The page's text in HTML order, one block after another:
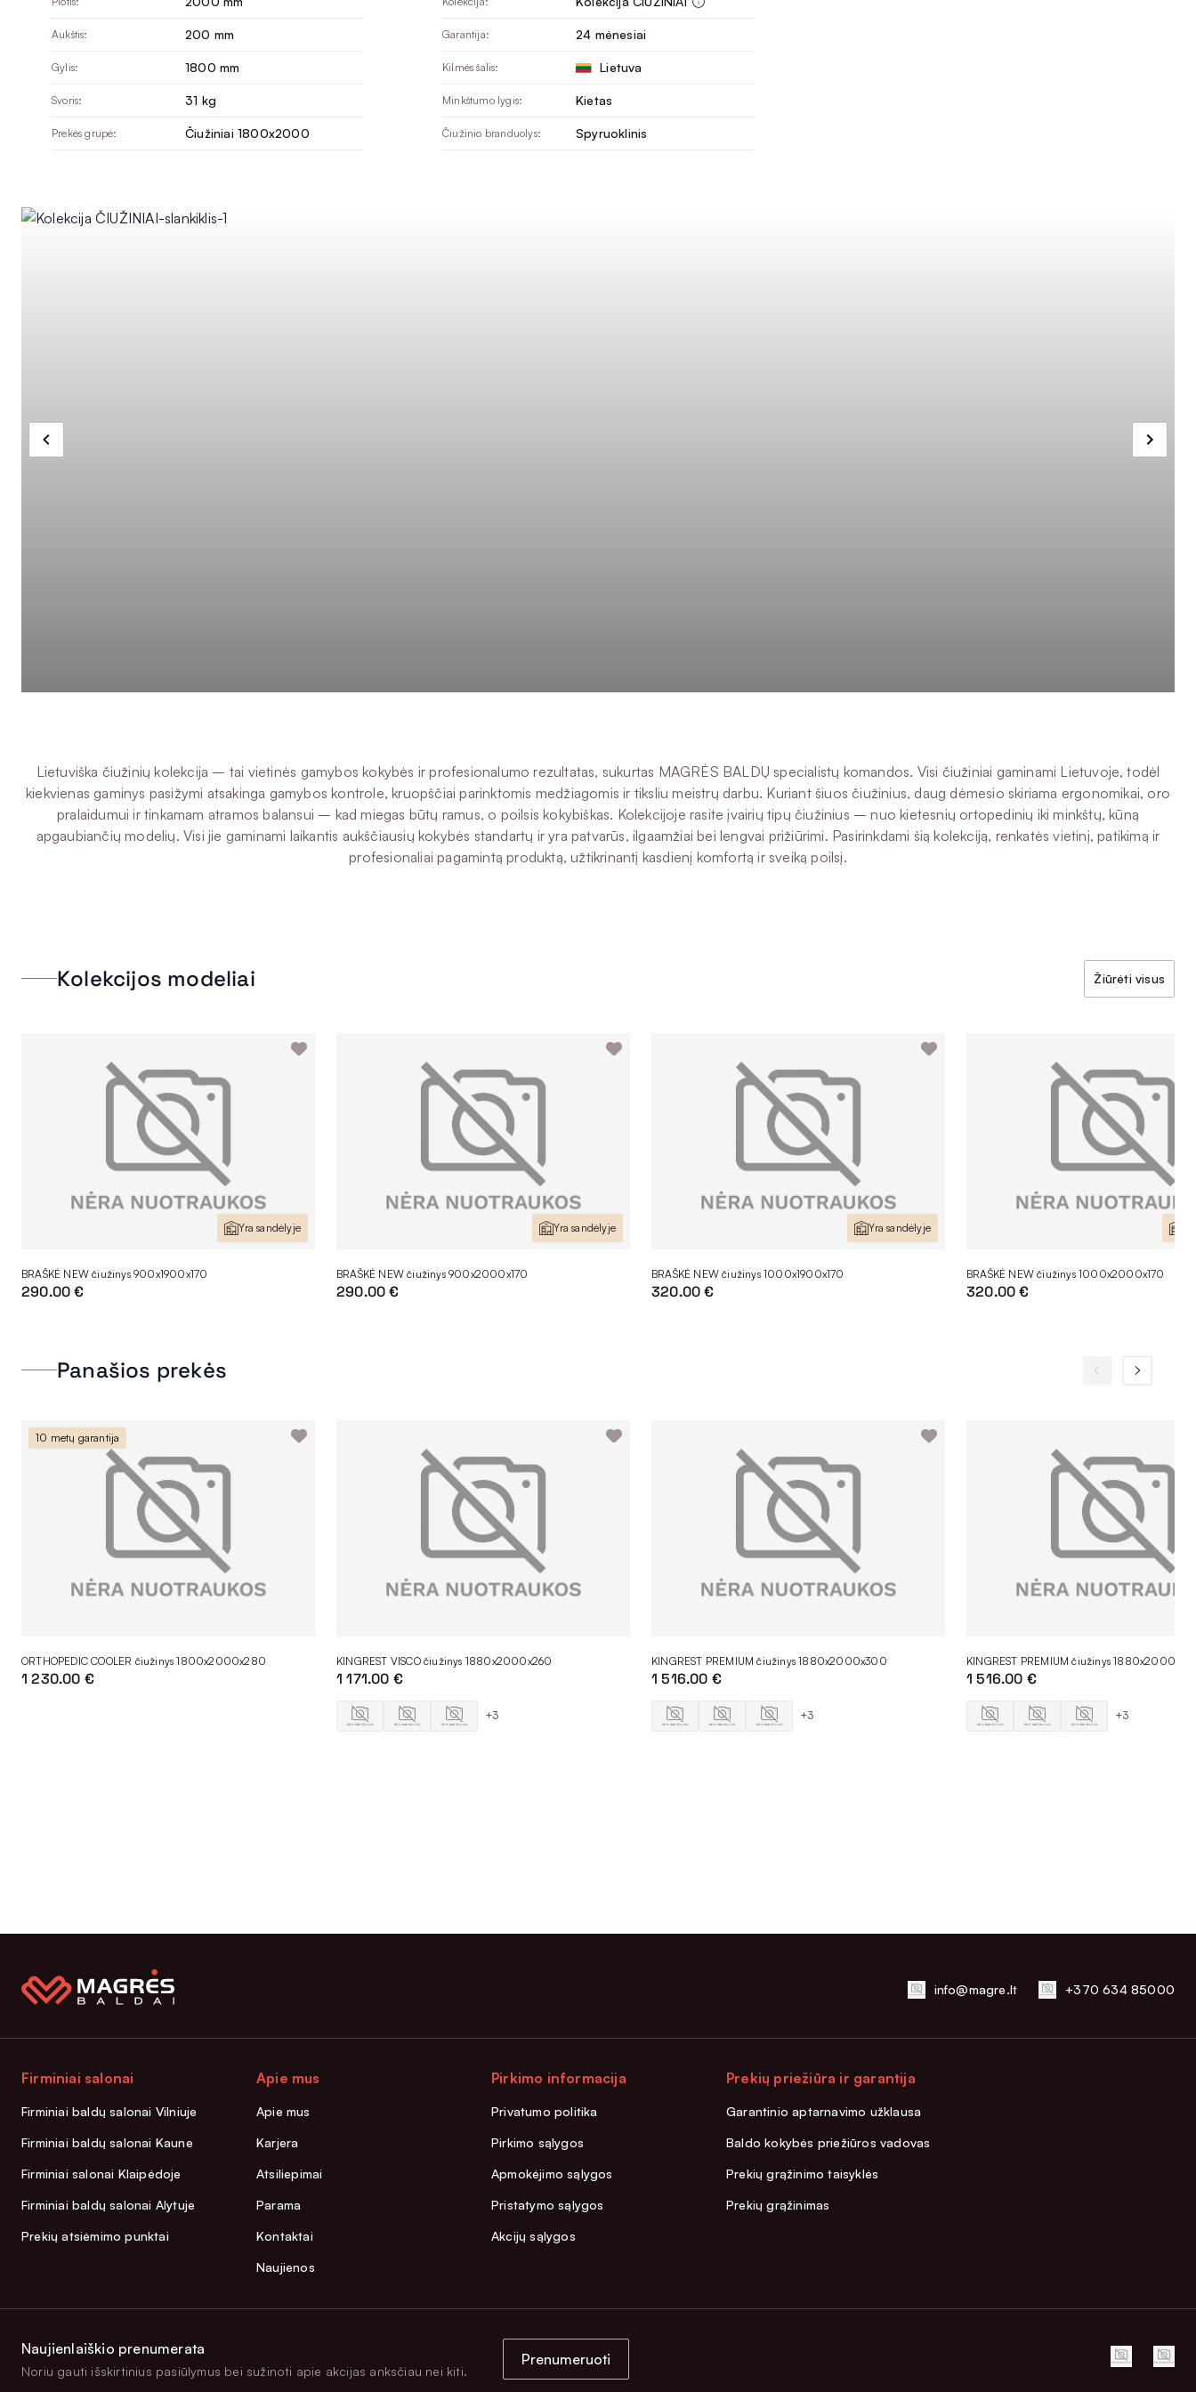
Aukštis: 200 mm
Gylis: 1800 mm
Svoris: 31 kg
Prekės grupė: Čiužiniai 1800x2000
Garantija: 24 mėnesiai
Kilmės šalis: Lietuva
Minkštumo lygis: Kietas
Čiužinio branduolys: Spyruoklinis
Lietuviška čiužinių kolekcija – tai vietinės gamybos kokybės ir profesionalumo rezultatas, sukurtas MAGRĖS BALDŲ specialistų komandos. Visi čiužiniai gaminami Lietuvoje, todėl
kiekvienas gaminys pasižymi atsakinga gamybos kontrole, kruopščiai parinktomis medžiagomis ir tiksliu meistrų darbu. Kuriant šiuos čiužinius, daug dėmesio skiriama ergonomikai, oro
pralaidumui ir tinkamam atramos balansui – kad miegas būtų ramus, o poilsis kokybiškas. Kolekcijoje rasite įvairių tipų čiužinius – nuo kietesnių ortopedinių iki minkštų, kūną
apgaubiančių modelių. Visi jie gaminami laikantis aukščiausių kokybės standartų ir yra patvarūs, ilgaamžiai bei lengvai prižiūrimi. Pasirinkdami šią kolekciją, renkatės vietinį, patikimą ir
profesionaliai pagamintą produktą, užtikrinantį kasdienį komfortą ir sveiką poilsį.
Kolekcijos modeliai Žiūrėti visus
Yra sandėlyje
BRAŠKĖ NEW čiužinys 900x1900x170
290.00 €
Yra sandėlyje
BRAŠKĖ NEW čiužinys 900x2000x170
290.00 €
Yra sandėlyje
BRAŠKĖ NEW čiužinys 1000x1900x170
320.00 €
BRAŠKĖ NEW čiužinys 1000x2000x170
320.00 €
Panašios prekės
10 metų garantija
ORTHOPEDIC COOLER čiužinys 1800x2000x280
1 230.00 €
KINGREST VISCO čiužinys 1880x2000x260
1 171.00 €
+3
KINGREST PREMIUM čiužinys 1880x2000x300
1 516.00 €
+3
KINGREST PREMIUM čiužinys
1 516.00 €
+3
info@magre.lt +370 634 85000
Firminiai salonai
Firminiai baldų salonai Vilniuje
Firminiai baldų salonai Kaune
Firminiai salonai Klaipėdoje
Firminiai baldų salonai Alytuje
Prekių atsiėmimo punktai
Apie mus
Apie mus
Karjera
Atsiliepimai
Parama
Kontaktai
Naujienos
Pirkimo informacija
Privatumo politika
Pirkimo sąlygos
Apmokėjimo sąlygos
Pristatymo sąlygos
Akcijų sąlygos
Prekių priežiūra ir garantija
Garantinio aptarnavimo užklausa
Baldo kokybės priežiūros vadovas
Prekių grąžinimo taisyklės
Prekių grąžinimas
Naujienlaiškio prenumerata
Noriu gauti išskirtinius pasiūlymus bei sužinoti apie akcijas anksčiau nei kiti.
Prenumeruoti